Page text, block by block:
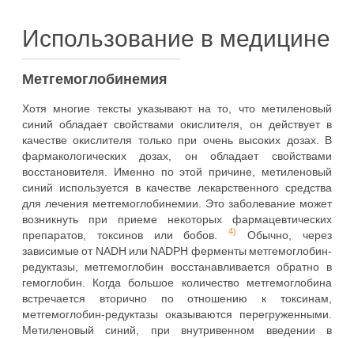
Использование в медицине
Метгемоглобинемия
Хотя многие тексты указывают на то, что метиленовый
синий обладает свойствами окислителя, он действует в
качестве окислителя только при очень высоких дозах. В
фармакологических дозах, он обладает свойствами
восстановителя. Именно по этой причине, метиленовый
синий используется в качестве лекарственного средства
для лечения метгемоглобинемии. Это заболевание может
возникнуть при приеме некоторых фармацевтических
препаратов, токсинов или бобов.4)
Обычно, через
зависимые от NADH или NADPH ферменты метгемоглобин-
редуктазы, метгемоглобин восстанавливается обратно в
гемоглобин. Когда большое количество метгемоглобина
встречается вторично по отношению к токсинам,
метгемоглобин-редуктазы оказываются перегруженными.
Метиленовый синий, при внутривенном введении в